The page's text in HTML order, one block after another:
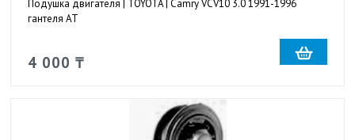
Подушка двигателя | TOYOTA | Camry VCV10 3.0 1991-1996
гантеля AT
4 000 ₸